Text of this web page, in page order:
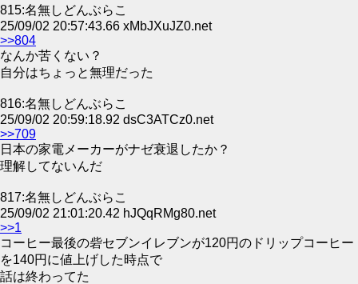
815:名無しどんぶらこ
25/09/02 20:57:43.66 xMbJXuJZ0.net
>>804
なんか苦くない？
自分はちょっと無理だった
816:名無しどんぶらこ
25/09/02 20:59:18.92 dsC3ATCz0.net
>>709
日本の家電メーカーがナゼ衰退したか？
理解してないんだ
817:名無しどんぶらこ
25/09/02 21:01:20.42 hJQqRMg80.net
>>1
コーヒー最後の砦セブンイレブンが120円のドリップコーヒー
を140円に値上げした時点で
話は終わってた